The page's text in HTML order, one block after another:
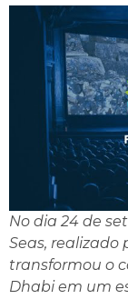
No dia 24 de
Seas, realizado
transformou o
Dhabi em um